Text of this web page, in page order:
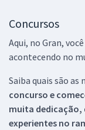
Concursos
Aqui, no Gran,
acontecendo no
Saiba quais são
concurso e
muita dedicação,
experientes no